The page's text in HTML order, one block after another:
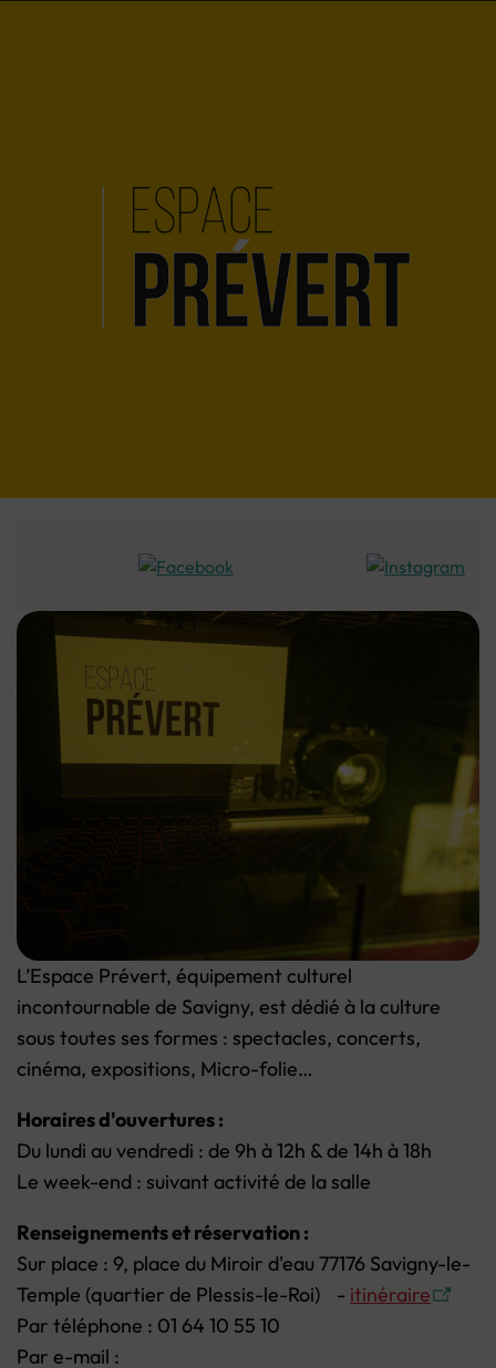
L’Espace Prévert, équipement culturel
incontournable de Savigny, est dédié à la culture
sous toutes ses formes : spectacles, concerts,
cinéma, expositions, Micro-folie…
Horaires d'ouvertures :
Du lundi au vendredi : de 9h à 12h & de 14h à 18h
Le week-end : suivant activité de la salle
Renseignements et réservation :
Sur place : 9, place du Miroir d'eau 77176 Savigny-le-
Temple (quartier de Plessis-le-Roi) - itinéraire
Par téléphone : 01 64 10 55 10
Par e-mail :